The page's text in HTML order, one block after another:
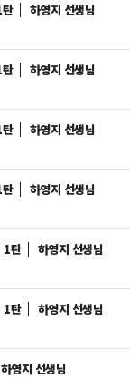
하영지 선생님
하영지 선생님
하영지 선생님
하영지 선생님
1탄
하영지 선생님
1탄
하영지 선생님
하영지 선생님